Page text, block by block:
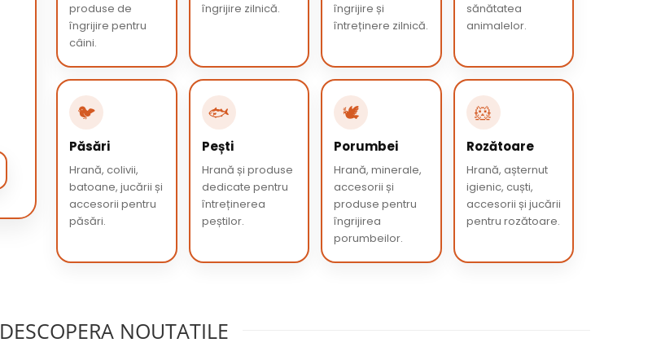
produse de
îngrijire pentru
câini.
îngrijire zilnică.
îngrijire și
întreținere zilnică.
sănătatea
animalelor.
🐦
Păsări
Hrană, colivii,
batoane, jucării și
accesorii pentru
păsări.
🐟
Pești
Hrană și produse
dedicate pentru
întreținerea
peștilor.
🕊️
Porumbei
Hrană, minerale,
accesorii și
produse pentru
îngrijirea
porumbeilor.
🐹
Rozătoare
Hrană, așternut
igienic, cuști,
accesorii și jucării
pentru rozătoare.
DESCOPERA NOUTATILE